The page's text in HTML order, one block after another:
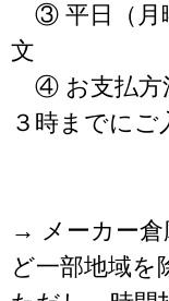
③ 平日（月
文
④ お支払方
３時までに
→ メーカー倉
ど一部地域を